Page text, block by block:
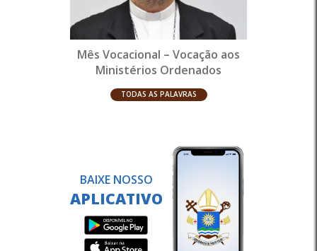
Mês Vocacional – Vocação aos
Ministérios Ordenados
TODAS AS PALAVRAS
BAIXE NOSSO
APLICATIVO